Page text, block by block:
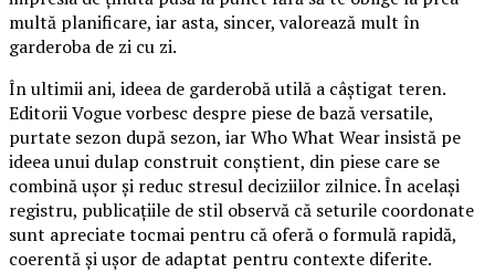
multă planificare, iar asta, sincer, valorează mult în
garderoba de zi cu zi.
În ultimii ani, ideea de garderobă utilă a câștigat teren.
Editorii Vogue vorbesc despre piese de bază versatile,
purtate sezon după sezon, iar Who What Wear insistă pe
ideea unui dulap construit conștient, din piese care se
combină ușor și reduc stresul deciziilor zilnice. În același
registru, publicațiile de stil observă că seturile coordonate
sunt apreciate tocmai pentru că oferă o formulă rapidă,
coerentă și ușor de adaptat pentru contexte diferite.